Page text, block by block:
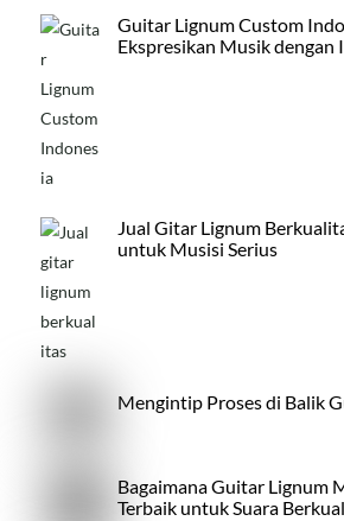
Guitar Lignum Custom
Ekspresikan Musik
Jual Gitar Lignum
untuk Musisi Serius
Mengintip Proses di Balik
Bagaimana Guitar Lignum
Terbaik untuk Suara